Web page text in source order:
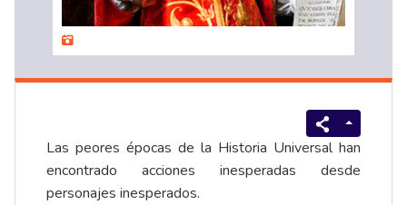
Las peores épocas de la Historia Universal han
encontrado acciones inesperadas desde
personajes inesperados.